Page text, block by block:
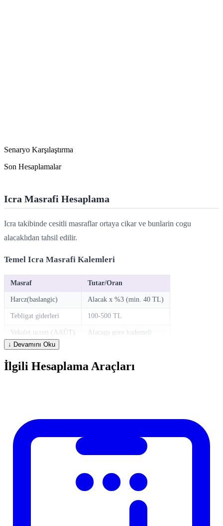
Senaryo Karşılaştırma
Son Hesaplamalar
Icra Masrafi Hesaplama
Icra takibinde cesitli masraflar ortaya cikar ve bunlarin cogu
alacaklıdan tahsil edilir.
Temel Icra Masrafi Kalemleri
Masraf Tutar/Oran
Harcz(baslangic) Alacak x %3 (min. 40 TL)
Tebligat giderleri 100-500 TL
Vekalet ucreti (AAÜT) Alacaga gore kademeli
Banka bloke ucreti
gosterilir. Farkli senaryolari karsilastirmak icin degerleri degistirerek
yeniden hesaplayabilirsiniz.
Sikca Sorulan Sorular
↓ Devamını Oku
İlgili Hesaplama Araçları